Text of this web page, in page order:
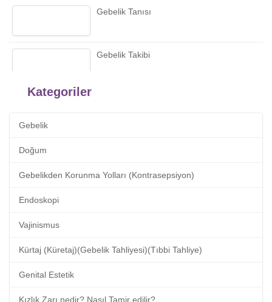
Gebelik Tanısı
Gebelik Takibi
Kategoriler
Gebelik
Doğum
Gebelikden Korunma Yolları (Kontrasepsiyon)
Endoskopi
Vajinismus
Kürtaj (Küretaj)(Gebelik Tahliyesi)(Tıbbi Tahliye)
Genital Estetik
Kızlık Zarı nedir? Nasıl Tamir edilir?